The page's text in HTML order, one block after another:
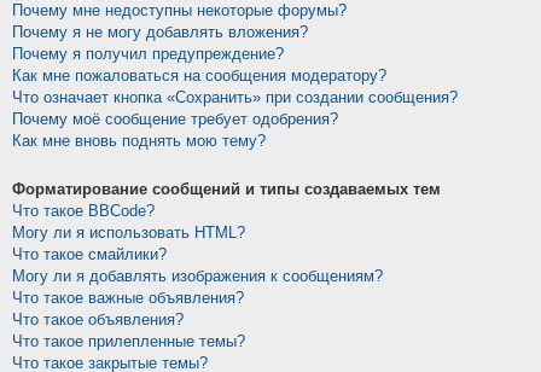
Почему мне недоступны некоторые форумы?
Почему я не могу добавлять вложения?
Почему я получил предупреждение?
Как мне пожаловаться на сообщения модератору?
Что означает кнопка «Сохранить» при создании сообщения?
Почему моё сообщение требует одобрения?
Как мне вновь поднять мою тему?
Форматирование сообщений и типы создаваемых тем
Что такое BBCode?
Могу ли я использовать HTML?
Что такое смайлики?
Могу ли я добавлять изображения к сообщениям?
Что такое важные объявления?
Что такое объявления?
Что такое прилепленные темы?
Что такое закрытые темы?